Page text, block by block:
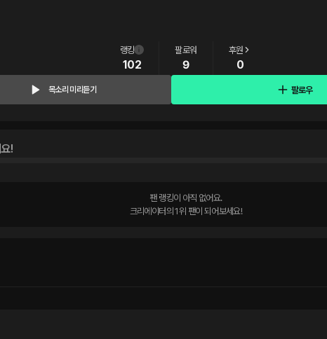
랭킹
102
팔로워
9
후원
0
목소리 미리듣기 팔로우
!
팬 랭킹이 아직 없어요.
크리에이터의 1위 팬이 되어보세요!